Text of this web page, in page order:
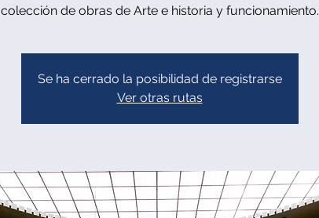
colección de obras de Arte e historia y funcionamiento.
Se ha cerrado la posibilidad de registrarse
Ver otras rutas